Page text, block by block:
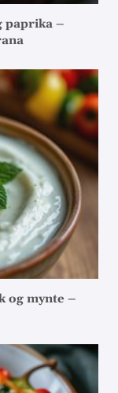
paprika –
og mynte –